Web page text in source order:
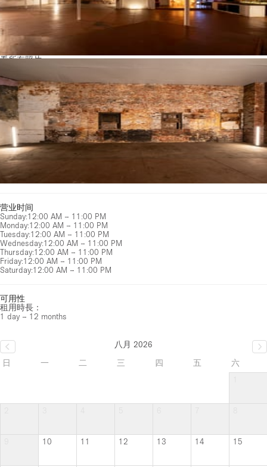
看所有照片
营业时间
Sunday:12:00 AM – 11:00 PM
Monday:12:00 AM – 11:00 PM
Tuesday:12:00 AM – 11:00 PM
Wednesday:12:00 AM – 11:00 PM
Thursday:12:00 AM – 11:00 PM
Friday:12:00 AM – 11:00 PM
Saturday:12:00 AM – 11:00 PM
可用性
租用時長：
1 day – 12 months
八月 2026
日
一 二 三 四 五
六
10 11 12 13 14 15